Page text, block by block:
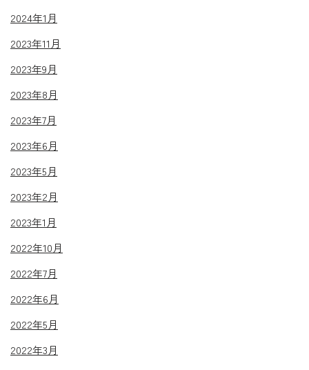
2024年1月
2023年11月
2023年9月
2023年8月
2023年7月
2023年6月
2023年5月
2023年2月
2023年1月
2022年10月
2022年7月
2022年6月
2022年5月
2022年3月